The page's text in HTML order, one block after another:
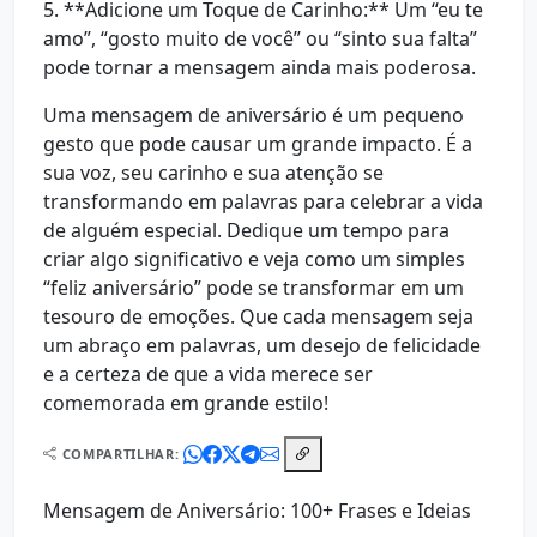
5. **Adicione um Toque de Carinho:** Um “eu te
amo”, “gosto muito de você” ou “sinto sua falta”
pode tornar a mensagem ainda mais poderosa.
Uma mensagem de aniversário é um pequeno
gesto que pode causar um grande impacto. É a
sua voz, seu carinho e sua atenção se
transformando em palavras para celebrar a vida
de alguém especial. Dedique um tempo para
criar algo significativo e veja como um simples
“feliz aniversário” pode se transformar em um
tesouro de emoções. Que cada mensagem seja
um abraço em palavras, um desejo de felicidade
e a certeza de que a vida merece ser
comemorada em grande estilo!
COMPARTILHAR:
Mensagem de Aniversário: 100+ Frases e Ideias